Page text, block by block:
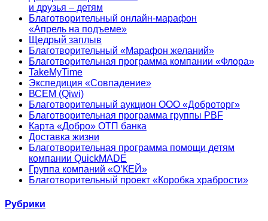
и друзья – детям
Благотворительный онлайн‑марафон
«Апрель на подъеме»
Щедрый заплыв
Благотворительный «Марафон желаний»
Благотворительная программа компании «Флора»
TakeMyTime
Экспедиция «Совпадение»
ВСЕМ (Qiwi)
Благотворительный аукцион ООО «Доброторг»
Благотворительная программа группы PBF
Карта «Добро» ОТП банка
Доставка жизни
Благотворительная программа помощи детям
компании QuickMADE
Группа компаний «О’КЕЙ»
Благотворительный проект «Коробка храбрости»
Рубрики